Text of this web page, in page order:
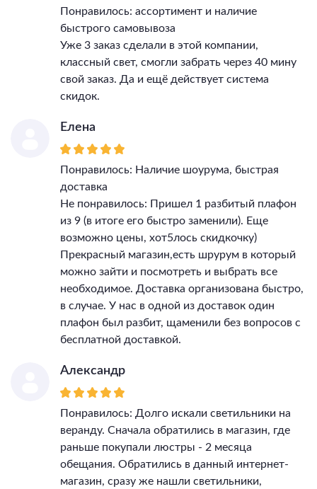
Понравилось: ассортимент и наличие
быстрого самовывоза
Уже 3 заказ сделали в этой компании,
классный свет, смогли забрать через 40 мину
свой заказ. Да и ещё действует система
скидок.
Елена
Понравилось: Наличие шоурума, быстрая
доставка
Не понравилось: Пришел 1 разбитый плафон
из 9 (в итоге его быстро заменили). Еще
возможно цены, хот5лось скидкочку)
Прекрасный магазин,есть шрурум в который
можно зайти и посмотреть и выбрать все
необходимое. Доставка организована быстро,
в случае. У нас в одной из доставок один
плафон был разбит, щаменили без вопросов с
бесплатной доставкой.
Александр
Понравилось: Долго искали светильники на
веранду. Сначала обратились в магазин, где
раньше покупали люстры - 2 месяца
обещания. Обратились в данный интернет-
магазин, сразу же нашли светильники,